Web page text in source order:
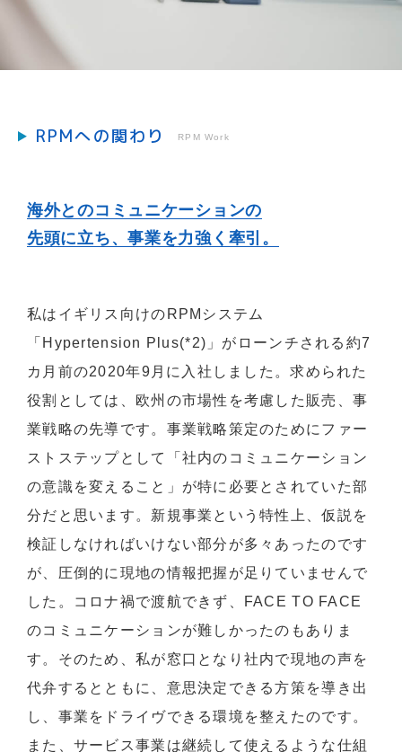
RPMへの関わり RPM Work
海外とのコミュニケーションの
先頭に立ち、事業を力強く牽引。
私はイギリス向けのRPMシステム
「Hypertension Plus(*2)」がローンチされる約7
カ月前の2020年9月に入社しました。求められた
役割としては、欧州の市場性を考慮した販売、事
業戦略の先導です。事業戦略策定のためにファー
ストステップとして「社内のコミュニケーション
の意識を変えること」が特に必要とされていた部
分だと思います。新規事業という特性上、仮説を
検証しなければいけない部分が多々あったのです
が、圧倒的に現地の情報把握が足りていませんで
した。コロナ禍で渡航できず、FACE TO FACE
のコミュニケーションが難しかったのもありま
す。そのため、私が窓口となり社内で現地の声を
代弁するとともに、意思決定できる方策を導き出
し、事業をドライヴできる環境を整えたのです。
また、サービス事業は継続して使えるような仕組